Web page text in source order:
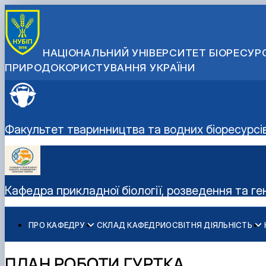
НАЦІОНАЛЬНИЙ УНІВЕРСИТЕТ
ПРИРОДОКОРИСТУВАННЯ УКРАЇНИ
Факультет тваринництва та водних
Кафедра прикладної біології, розведення та
ПРО КАФЕДРУ
Історія кафедри
СКЛАД КАФЕДРИОСВІТНЯ ДІЯЛЬНІСТЬ
Навчальні лабораторії
Наукова робота